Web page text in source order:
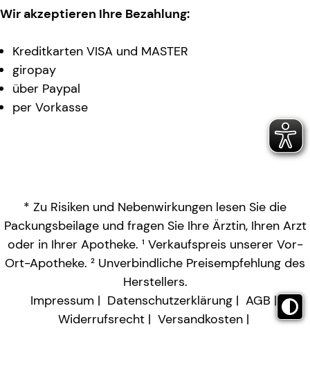
Wir akzeptieren Ihre Bezahlung:
Kreditkarten VISA und MASTER
giropay
über Paypal
per Vorkasse
* Zu Risiken und Nebenwirkungen lesen Sie die
Packungsbeilage und fragen Sie Ihre Ärztin, Ihren Arzt
oder in Ihrer Apotheke. ¹ Verkaufspreis unserer Vor-
Ort-Apotheke. ² Unverbindliche Preisempfehlung des
Herstellers.
Impressum
Datenschutzerklärung
AGB
Widerrufsrecht
Versandkosten